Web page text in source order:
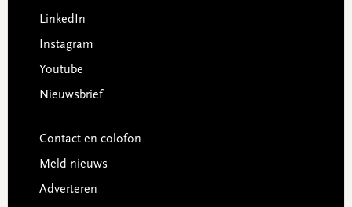
LinkedIn
Instagram
Youtube
Nieuwsbrief
Contact en colofon
Meld nieuws
Adverteren